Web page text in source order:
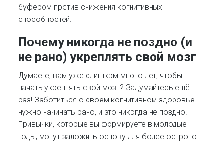
буфером против снижения когнитивных
способностей.
Почему никогда не поздно (и
не рано) укреплять свой мозг
Думаете, вам уже слишком много лет, чтобы
начать укреплять свой мозг? Задумайтесь ещё
раз! Заботиться о своём когнитивном здоровье
нужно начинать рано, и это никогда не поздно!
Привычки, которые вы формируете в молодые
годы, могут заложить основу для более острого